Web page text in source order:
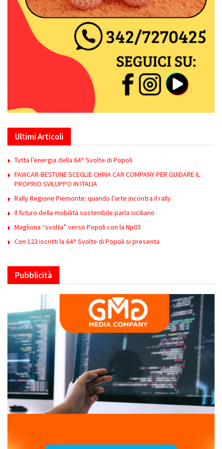
Ultimi Articoli
Tutta l’energia della 64^ Svolte di Popoli
FAWCAR-BESTUNE SCEGLIE CHINA CAR COMPANY PER GUIDARE IL
PROPRIO SVILUPPO IN ITALIA
Rally Regione Piemonte: quando l’arte incontra il rally
Il futuro della mobilità sostenibile parla siciliano
Magliona “svolta” verso Popoli con la Np03
Con 123 iscritti la 64^ Svolte di Popoli si presenta
Pubblicità